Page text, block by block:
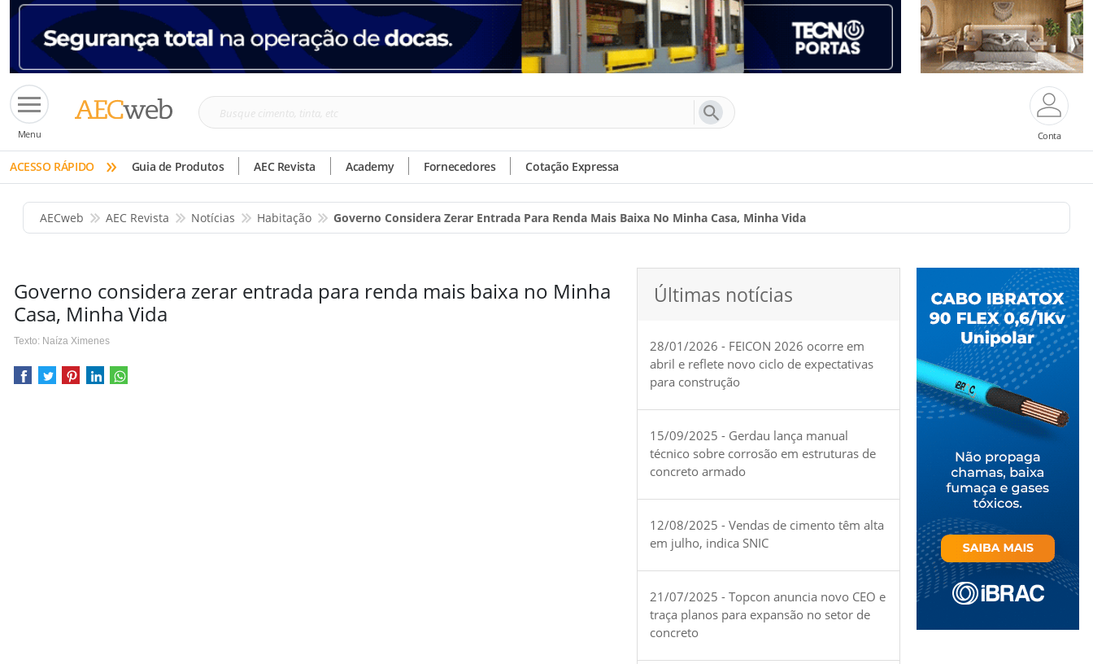
Menu
Busque
tinta,
etc
Conta
ACESSO RÁPIDO » Guia de Produtos AEC Revista Academy Fornecedores Cotação Expressa
AECweb AEC Revista Notícias Habitação Governo Considera Zerar Entrada Para Renda Mais Baixa No Minha Casa, Minha Vida
Governo considera zerar entrada para renda mais baixa no Minha
Casa, Minha Vida
Texto: Naíza Ximenes
Últimas notícias
28/01/2026 - FEICON 2026 ocorre em
abril e reflete novo ciclo de expectativas
para construção
15/09/2025 - Gerdau lança manual
técnico sobre corrosão em estruturas de
concreto armado
12/08/2025 - Vendas de cimento têm alta
em julho, indica SNIC
21/07/2025 - Topcon anuncia novo CEO e
traça planos para expansão no setor de
concreto